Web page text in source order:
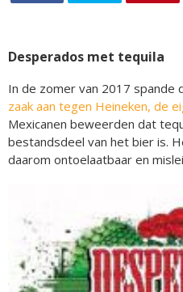
Desperados met tequila
In de zomer van 2017 spande
zaak aan tegen Heineken, de
Mexicanen beweerden dat
bestandsdeel van het bier is.
daarom ontoelaatbaar en